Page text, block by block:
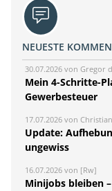
NEUESTE
30.07.2026 von Gregor
Mein 4-Schritte-
Gewerbesteuer
17.07.2026 von
Update:
ungewiss
16.07.2026 von [Rw]
Minijobs bleiben